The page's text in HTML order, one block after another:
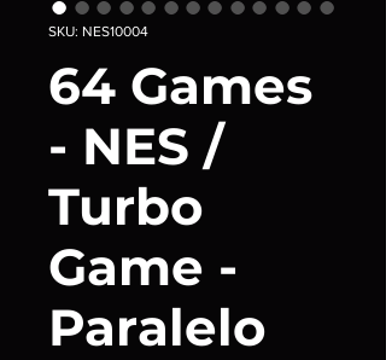
SKU: NES10004
64 Games
- NES /
Turbo
Game -
Paralelo